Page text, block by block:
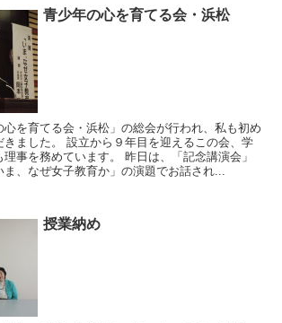
青少年の心を育てる会・浜松
を育てる会・浜松」の総会が行われ、私も初め
きました。 設立から９年目を迎えるこの会、学
事を務めています。 昨日は、「記念講演会」
、なぜ女子教育か」の演題でお話され...
授業納め